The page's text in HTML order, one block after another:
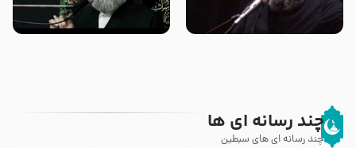
سلام جوانی که امام حسین علیه
السلام خودش جوابش را دادند
زیارتی که اسباب رزق زیاد و عمر
طولانی است حجت السلام حسین
چند رسانه ای ها
چند رسانه ای های سبطین